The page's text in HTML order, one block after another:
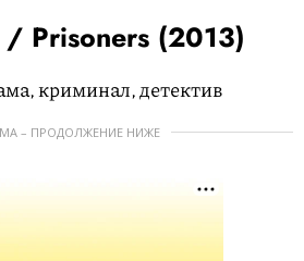
Prisoners (2013)
криминал, детектив
– ПРОДОЛЖЕНИЕ НИЖЕ